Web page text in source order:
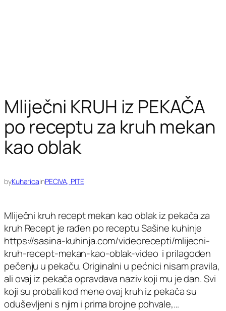
Mliječni KRUH iz PEKAČA
po receptu za kruh mekan
kao oblak
byKuharicainPECIVA, PITE
Mliječni kruh recept mekan kao oblak iz pekača za
kruh Recept je rađen po receptu Sašine kuhinje
https://sasina-kuhinja.com/videorecepti/mlijecni-
kruh-recept-mekan-kao-oblak-video i prilagođen
pečenju u pekaču. Originalni u pećnici nisam pravila,
ali ovaj iz pekača opravdava naziv koji mu je dan. Svi
koji su probali kod mene ovaj kruh iz pekača su
oduševljeni s njim i prima brojne pohvale,…